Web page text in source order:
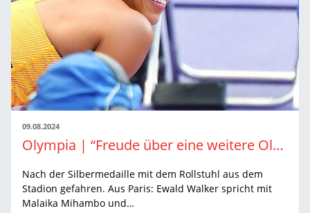
09.08.2024
Olympia | “Freude über eine weitere Olympia-Medaille überwiegt“
Nach der Silbermedaille mit dem Rollstuhl aus dem
Stadion gefahren. Aus Paris: Ewald Walker spricht mit
Malaika Mihambo und…